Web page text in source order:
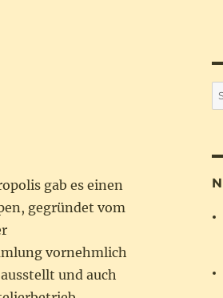
gab es einen
gegründet vom
vornehmlich
und auch